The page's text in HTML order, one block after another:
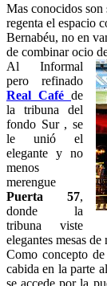
Mas conocidos son
regenta el espacio
Bernabéu, no en
de combinar ocio
Al Informal
pero refinado
Real Café de
la tribuna del
fondo Sur , se
le unió el
elegante y no
menos
merengue
Puerta 57,
donde la
tribuna viste
elegantes mesas
Como concepto
cabida en la parte
se accede por la